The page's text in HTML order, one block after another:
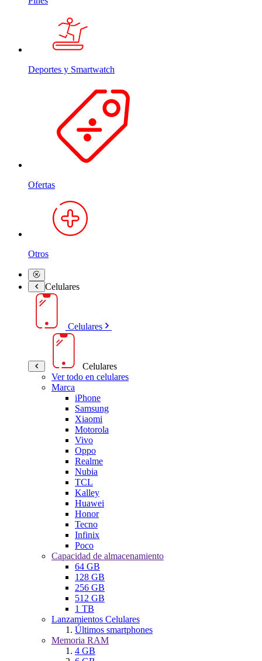
Deportes y Smartwatch
Ofertas
Otros
Celulares
Celulares
Celulares
Ver todo en celulares
Marca
iPhone
Samsung
Xiaomi
Motorola
Vivo
Oppo
Realme
Nubia
TCL
Kalley
Huawei
Honor
Tecno
Infinix
Poco
Capacidad de almacenamiento
64 GB
128 GB
256 GB
512 GB
1 TB
Lanzamientos Celulares
Últimos smartphones
Memoria RAM
4 GB